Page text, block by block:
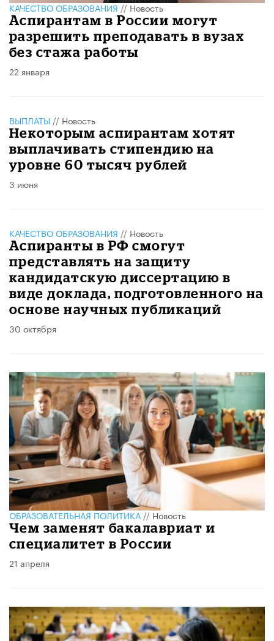
КАЧЕСТВО ОБРАЗОВАНИЯ//Новость
Аспирантам в России могут
разрешить преподавать в вузах
без стажа работы
22 января
ВЫПЛАТЫ // Новость
Некоторым аспирантам хотят
выплачивать стипендию на
уровне 60 тысяч рублей
3 июня
КАЧЕСТВО ОБРАЗОВАНИЯ // Новость
Аспиранты в РФ смогут
представлять на защиту
кандидатскую диссертацию в
виде доклада, подготовленного на
основе научных публикаций
30 октября
ОБРАЗОВАТЕЛЬНАЯ ПОЛИТИКА//Новость
​Чем заменят бакалавриат и
специалитет в России
21 апреля